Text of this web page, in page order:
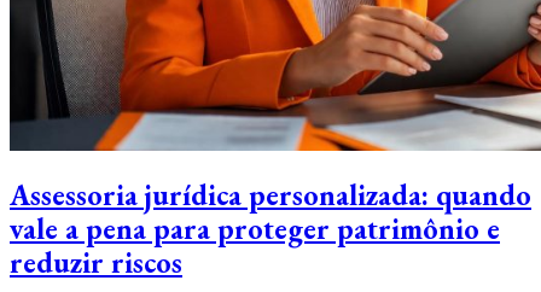
Assessoria jurídica personalizada: quando
vale a pena para proteger patrimônio e
reduzir riscos